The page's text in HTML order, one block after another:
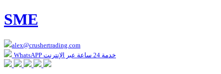
SME
alex@crushertrading.com
WhatsAPP خدمة 24 ساعة عبر الإنترنت